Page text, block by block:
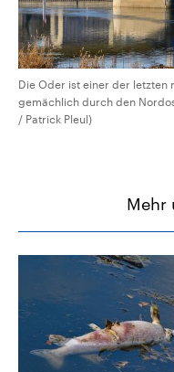
Die Oder ist einer der letzten
gemächlich durch den
/ Patrick Pleul)
Mehr